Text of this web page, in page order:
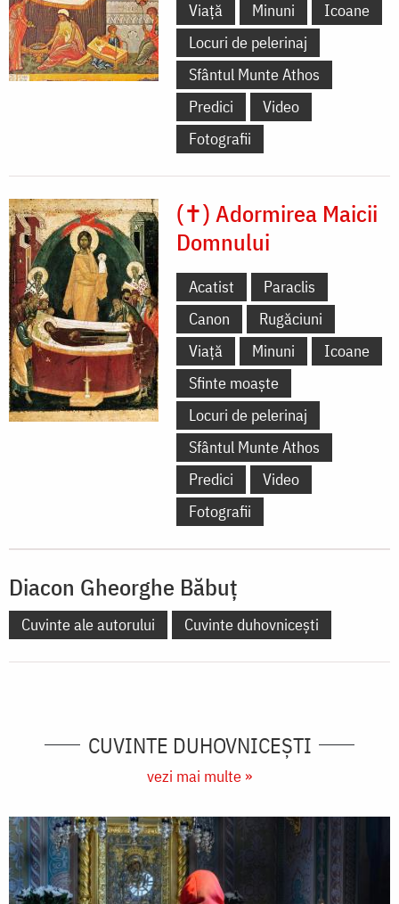
Viață
Minuni
Icoane
Locuri de pelerinaj
Sfântul Munte Athos
Predici
Video
Fotografii
(✝) Adormirea Maicii
Domnului
Acatist
Paraclis
Canon
Rugăciuni
Viață
Minuni
Icoane
Sfinte moaște
Locuri de pelerinaj
Sfântul Munte Athos
Predici
Video
Fotografii
Diacon Gheorghe Băbuț
Cuvinte ale autorului Cuvinte duhovnicești
CUVINTE DUHOVNICEȘTI
vezi mai multe »